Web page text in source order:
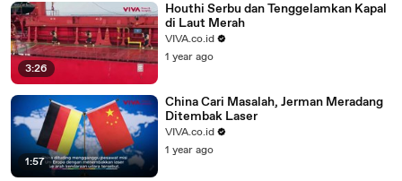
3:26
Houthi Serbu dan Tenggelamkan Kapal
di Laut Merah
VIVA.co.id
1 year ago
1:57
China Cari Masalah, Jerman Meradang
Ditembak Laser
VIVA.co.id
1 year ago